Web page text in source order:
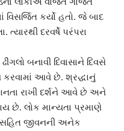
વિસર્જિત કર્યો હતો. જે બાદ
ત્યારથી દરવર્ષે પરંપરા
બનાવી દિવાસાને દિવસે
કરવામાં આવે છે. શ્રદ્ધાનું
રાખી દર્શને આવે છે અને
છે. લોક માન્યતા પ્રમાણે
જીવનની અનેક